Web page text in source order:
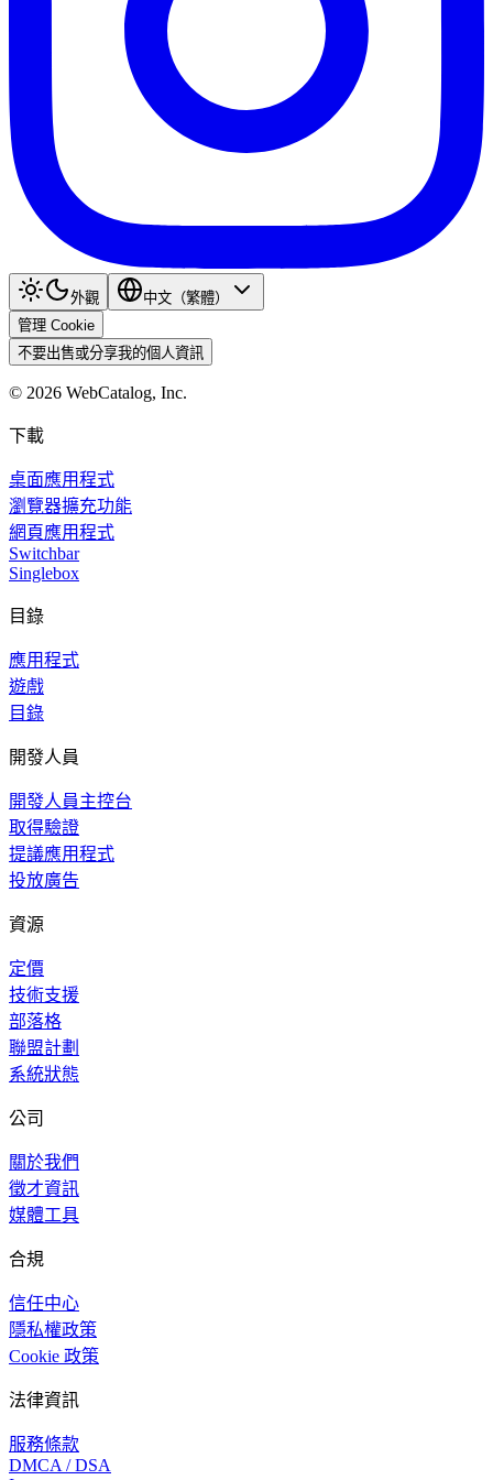
外觀
中文（繁體）
管理 Cookie
不要出售或分享我的個人資訊
© 2026 WebCatalog, Inc.
下載
桌面應用程式
瀏覽器擴充功能
網頁應用程式
Switchbar
Singlebox
目錄
應用程式
遊戲
目錄
開發人員
開發人員主控台
取得驗證
提議應用程式
投放廣告
資源
定價
技術支援
部落格
聯盟計劃
系統狀態
公司
關於我們
徵才資訊
媒體工具
合規
信任中心
隱私權政策
Cookie 政策
法律資訊
服務條款
DMCA / DSA